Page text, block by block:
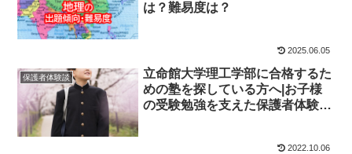
は？難易度は？
2025.06.05
保護者体験談
立命館大学理工学部に合格するた
めの塾を探している方へ|お子様
の受験勉強を支えた保護者体験
2022.10.06